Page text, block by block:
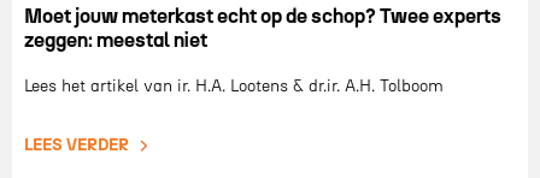
Moet jouw meterkast echt op de schop? Twee experts
zeggen: meestal niet
Lees het artikel van ir. H.A. Lootens & dr.ir. A.H. Tolboom
LEES VERDER